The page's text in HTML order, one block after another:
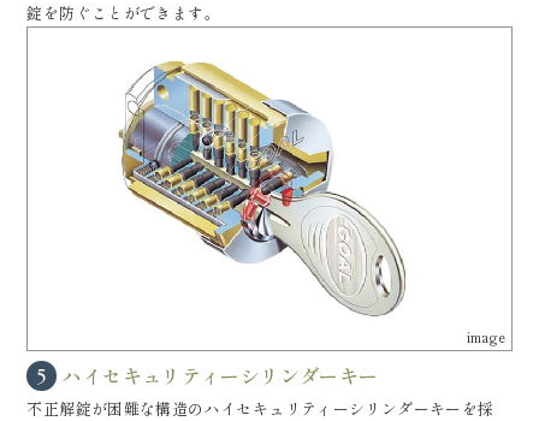
錠を防ぐことができます。
image
5 ハイセキュリティーシリンダーキー
不正解錠が困難な構造のハイセキュリティーシリンダーキーを採